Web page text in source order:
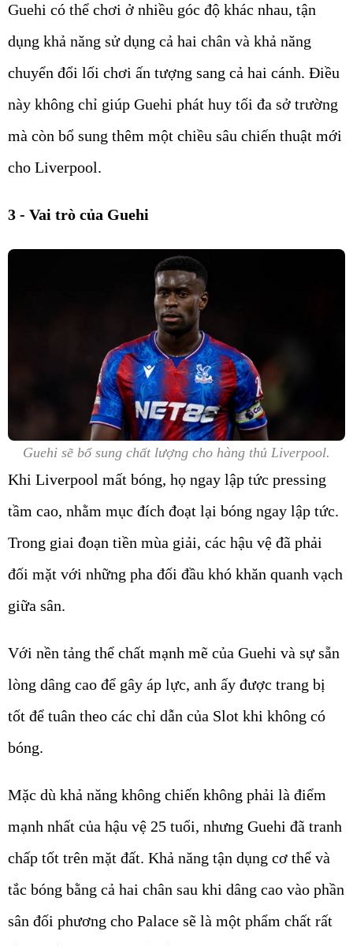
Guehi có thể chơi ở nhiều góc độ khác nhau, tận
dụng khả năng sử dụng cả hai chân và khả năng
chuyển đổi lối chơi ấn tượng sang cả hai cánh. Điều
này không chỉ giúp Guehi phát huy tối đa sở trường
mà còn bổ sung thêm một chiều sâu chiến thuật mới
cho Liverpool.
3 - Vai trò của Guehi
Guehi sẽ bổ sung chất lượng cho hàng thủ Liverpool.
Khi Liverpool mất bóng, họ ngay lập tức pressing
tầm cao, nhằm mục đích đoạt lại bóng ngay lập tức.
Trong giai đoạn tiền mùa giải, các hậu vệ đã phải
đối mặt với những pha đối đầu khó khăn quanh vạch
giữa sân.
Với nền tảng thể chất mạnh mẽ của Guehi và sự sẵn
lòng dâng cao để gây áp lực, anh ấy được trang bị
tốt để tuân theo các chỉ dẫn của Slot khi không có
bóng.
Mặc dù khả năng không chiến không phải là điểm
mạnh nhất của hậu vệ 25 tuổi, nhưng Guehi đã tranh
chấp tốt trên mặt đất. Khả năng tận dụng cơ thể và
tắc bóng bằng cả hai chân sau khi dâng cao vào phần
sân đối phương cho Palace sẽ là một phẩm chất rất